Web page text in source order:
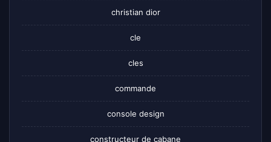
christian dior
cle
cles
commande
console design
constructeur de cabane